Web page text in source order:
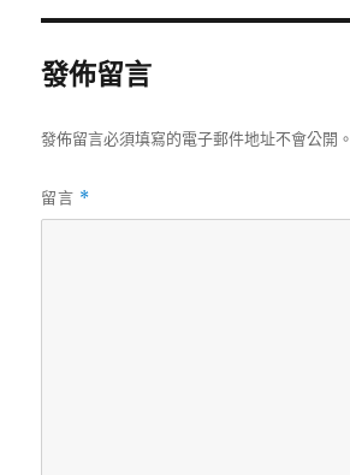
發佈留言
發佈留言必須填寫的電子郵件地址不會公開。
留言 *